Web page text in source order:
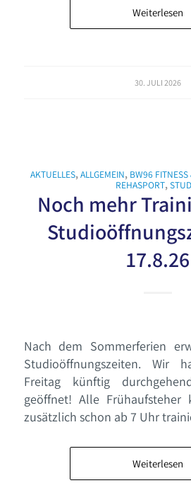
Weiterlesen
30. JULI 2026
AKTUELLES, ALLGEMEIN, BW96
REHASPORT,
Noch mehr
17.8.26
Nach dem Sommerferien
Studioöffnungszeiten. Wir
Freitag künftig
geöffnet! Alle Frühaufsteher
zusätzlich schon ab 7 Uhr
Weiterlesen